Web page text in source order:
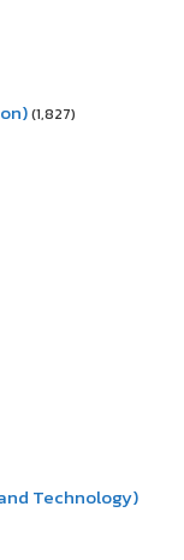
(1,827)
Technology)